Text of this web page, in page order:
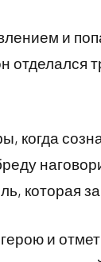
и
отделался
когда
которая
и